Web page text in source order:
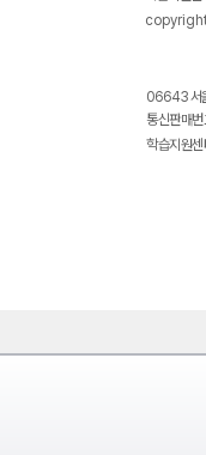
06643 서
통신판매
학습지원